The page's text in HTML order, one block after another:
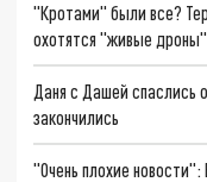
"Кротами" были все?
охотятся "живые дроны"
Даня с Дашей спаслись
закончились
"Очень плохие